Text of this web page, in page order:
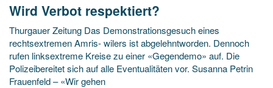
Wird Verbot respektiert?
Thurgauer Zeitung Das Demonstrationsgesuch eines
rechtsextremen Amris- wilers ist abgelehntworden. Dennoch
rufen linksextreme Kreise zu einer «Gegendemo» auf. Die
Polizeibereitet sich auf alle Eventualitäten vor. Susanna Petrin
Frauenfeld – «Wir gehen